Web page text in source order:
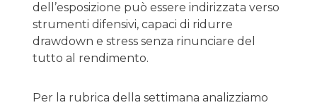
dell’esposizione può essere indirizzata verso
strumenti difensivi, capaci di ridurre
drawdown e stress senza rinunciare del
tutto al rendimento.
Per la rubrica della settimana analizziamo